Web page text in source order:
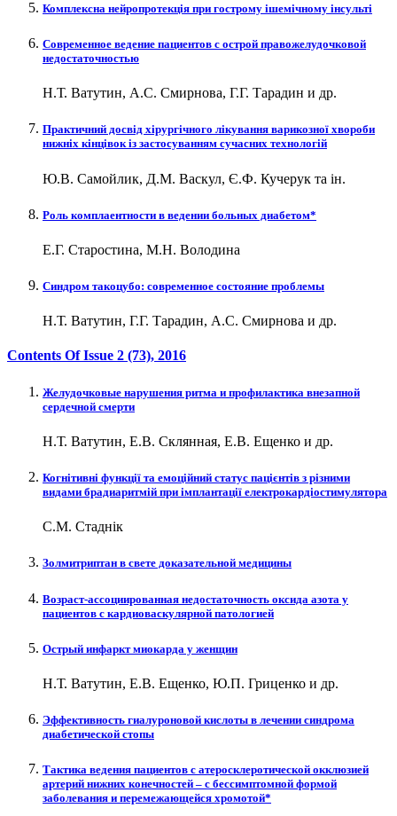
Комплексна нейропротекція при гострому ішемічному інсульті
Современное ведение пациентов с острой правожелудочковой
недостаточностью
Н.Т. Ватутин, А.С. Смирнова, Г.Г. Тарадин и др.
Практичний досвід хірургічного лікування варикозної хвороби
нижніх кінцівок із застосуванням сучасних технологій
Ю.В. Самойлик, Д.М. Васкул, Є.Ф. Кучерук та ін.
Роль комплаентности в ведении больных диабетом*
Е.Г. Старостина, М.Н. Володина
Синдром такоцубо: современное состояние проблемы
Н.Т. Ватутин, Г.Г. Тарадин, А.С. Смирнова и др.
Contents Of Issue 2 (73), 2016
Желудочковые нарушения ритма и профилактика внезапной
сердечной смерти
Н.Т. Ватутин, Е.В. Склянная, Е.В. Ещенко и др.
Когнітивні функції та емоційний статус пацієнтів з різними
видами брадиаритмій при імплантації електрокардіостимулятора
С.М. Стаднік
Золмитриптан в свете доказательной медицины
Возраст-ассоциированная недостаточность оксида азота у
пациентов с кардиоваскулярной патологией
Острый инфаркт миокарда у женщин
Н.Т. Ватутин, Е.В. Ещенко, Ю.П. Гриценко и др.
Эффективность гиалуроновой кислоты в лечении синдрома
диабетической стопы
Тактика ведения пациентов с атеросклеротической окклюзией
артерий нижних конечностей – с бессимптомной формой
заболевания и перемежающейся хромотой*